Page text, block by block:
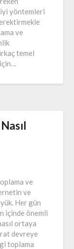
iyi yöntemleri
ve
temel
ve
ve
Her gün
içinde önemli
ortaya
devreye
toplama